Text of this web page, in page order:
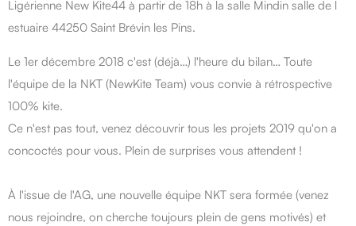
Ligérienne New Kite44 à partir de 18h à la salle Mindin salle de l
estuaire 44250 Saint Brévin les Pins.
Le 1er décembre 2018 c'est (déjà…) l'heure du bilan… Toute
l'équipe de la NKT (NewKite Team) vous convie à rétrospective
100% kite.
Ce n'est pas tout, venez découvrir tous les projets 2019 qu'on a
concoctés pour vous. Plein de surprises vous attendent !
À l'issue de l'AG, une nouvelle équipe NKT sera formée (venez
nous rejoindre, on cherche toujours plein de gens motivés) et